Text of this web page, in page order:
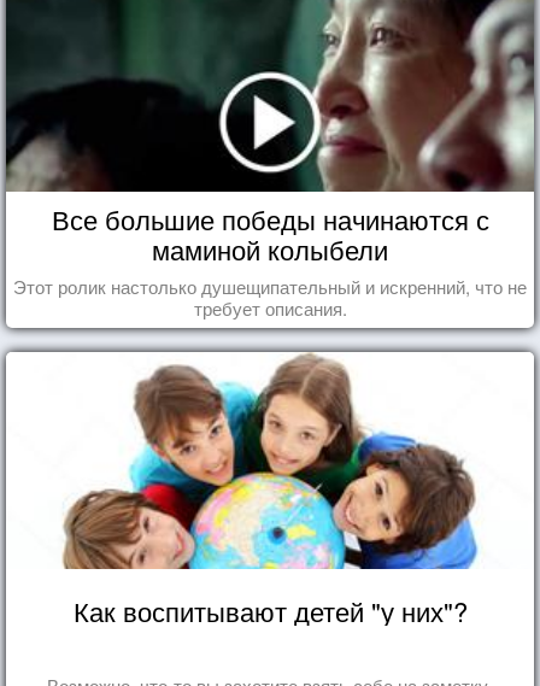
Все большие победы начинаются с
маминой колыбели
Этот ролик настолько душещипательный и искренний, что не
требует описания.
Как воспитывают детей "у них"?